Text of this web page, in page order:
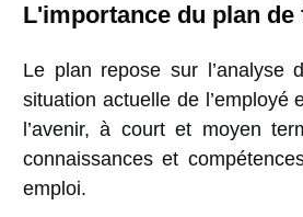
L'importance du plan de
Le plan repose sur l’analyse
situation actuelle de l’employé
l’avenir, à court et moyen
connaissances et
emploi.